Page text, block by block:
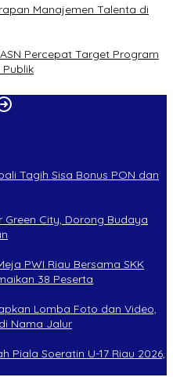
Manajemen Talenta di
Percepat Target Program
Tagih Sisa Bonus PON dan
City, Dorong Budaya
PWI Riau Bersama SKK
38 Peserta
Lomba Foto dan Video,
Nama Jalur
Piala Soeratin U-17 Riau 2026,